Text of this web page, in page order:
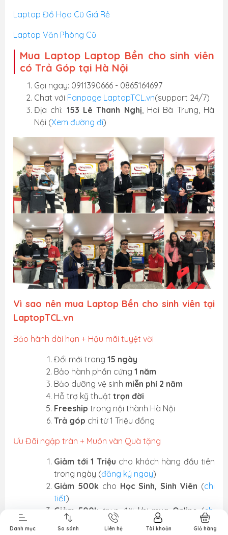
Bàn Phím,
Chuột, Loa, Tai
Nghe
Thiết Bị Điện
Tử
Sửa Chữa
Laptop - PC
Laptop Đồ Họa Cũ Giá Rẻ
Laptop Văn Phòng Cũ
Mua Laptop Laptop Bền cho sinh viên
có Trả Góp tại Hà Nội
Gọi ngay: 0911390666 - 0865164697
Chat với Fanpage LaptopTCL.vn(support 24/7)
Địa chỉ: 153 Lê Thanh Nghị, Hai Bà Trưng, Hà
Nội (Xem đường đi)
Vì sao nên mua Laptop Bền cho sinh viên tại
LaptopTCL.vn
Bảo hành dài hạn + Hậu mãi tuyệt vời
Đổi mới trong 15 ngày
Bảo hành phần cứng 1 năm
Bảo dưỡng vệ sinh miễn phí 2 năm
Hỗ trợ kỹ thuật trọn đời
Freeship trong nội thành Hà Nội
Trả góp chỉ từ 1 Triệu đồng
Ưu Đãi ngập tràn + Muôn vàn Quà tặng
Giảm tới 1 Triệu cho khách hàng đầu tiên
trong ngày (đăng ký ngay)
Giảm 500k cho Học Sinh, Sinh Viên (chi
tiết)
Giảm 500k trọn đời khi mua Online (chi
)
Danh mục So sánh Liên hệ Tài khoản Giỏ hàng